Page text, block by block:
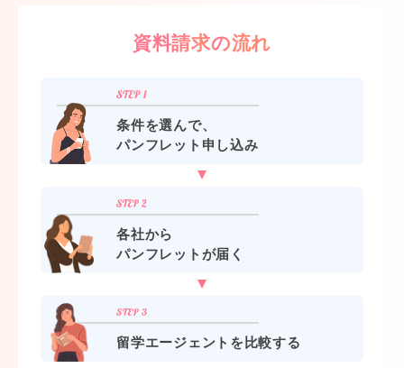
資料請求の流れ
条件を選んで、
パンフレット申し込み
各社から
パンフレットが届く
留学エージェントを比較する